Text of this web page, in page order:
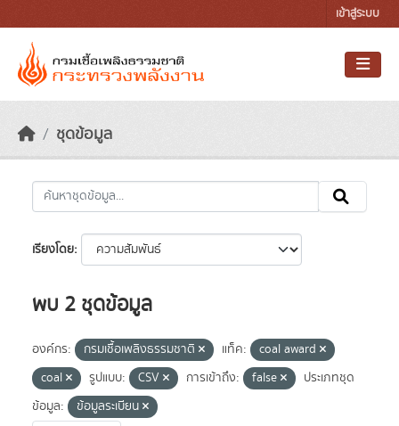
เข้าสู่ระบบ
ชุดข้อมูล
เรียงโดย
พบ 2 ชุดข้อมูล
องค์กร: กรมเชื้อเพลิงธรรมชาติ แท็ค:
coal award
coal
รูปแบบ: CSV การเข้าถึง: false
ประเภทชุด
ข้อมูล:
ข้อมูลระเบียน